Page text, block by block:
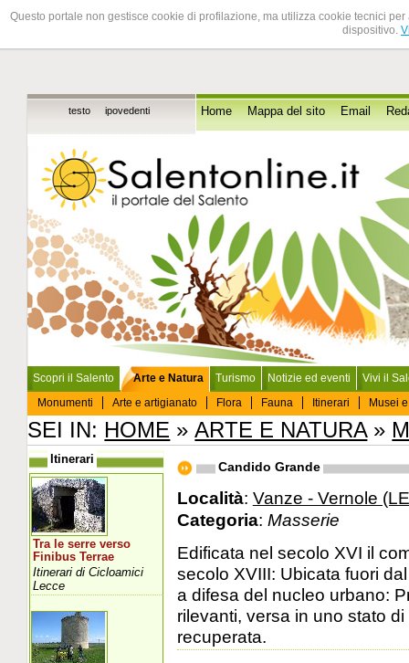
Questo portale non gestisce cookie di profilazione, ma utilizza cookie tecnici
dispositivo.
testo ipovedenti Home Mappa del sito Email
Scopri il Salento
Arte e Natura
Monumenti
Arte e artigianato Flora Fauna Itinerari Musei
Turismo Notizie ed eventi Vivi il
SEI IN: HOME »ARTE E NATURA»
Candido Grande
Località: Vanze - Vernole
Categoria: Masserie
Edificata nel secolo XVI il
secolo XVIII: Ubicata fuori
a difesa del nucleo urbano:
rilevanti, versa in uno stato
recuperata.
Itinerari
Tra le serre verso
Finibus Terrae
Itinerari di Cicloamici
Lecce